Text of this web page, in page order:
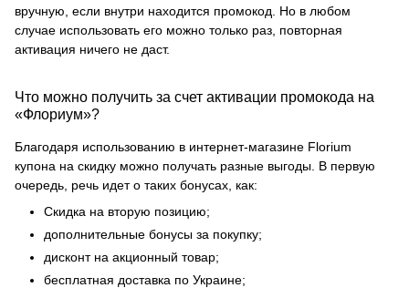
вручную, если внутри находится промокод. Но в любом
случае использовать его можно только раз, повторная
активация ничего не даст.
Что можно получить за счет активации промокода на
«Флориум»?
Благодаря использованию в интернет-магазине Florium
купона на скидку можно получать разные выгоды. В первую
очередь, речь идет о таких бонусах, как:
Скидка на вторую позицию;
дополнительные бонусы за покупку;
дисконт на акционный товар;
бесплатная доставка по Украине;